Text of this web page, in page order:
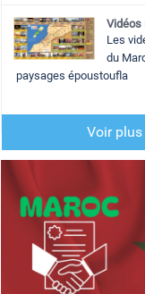
Vidéos
Les
du
paysages époustoufla
Voir